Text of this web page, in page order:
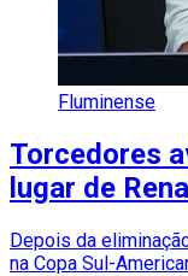
Fluminense
Torcedores
lugar de
Depois da
na Copa Sul-